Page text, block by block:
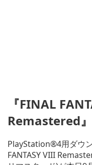
『FINAL
Remastered』
PlayStation®4用ダウ
FANTASY VIII